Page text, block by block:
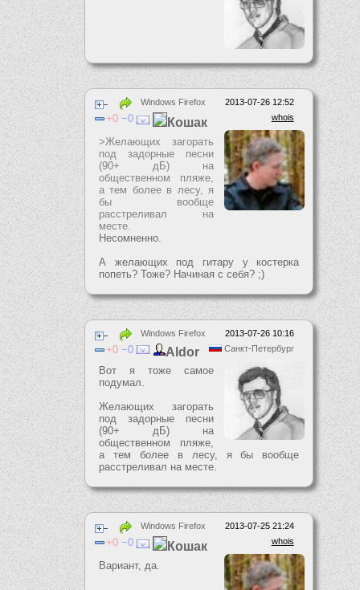
2013-07-26 12:52
Windows Firefox
whois
0 0 Кошак
>Желающих загорать
под задорные песни
(90+ дБ) на
общественном пляже,
а тем более в лесу, я
бы вообще
расстреливал на
месте.
Несомненно.
А желающих под гитару у костерка
попеть? Тоже? Начиная с себя? ;)
2013-07-26 10:16
Windows Firefox
Санкт-Петербург
0 0 Aldor
Вот я тоже самое
подумал.
Желающих загорать
под задорные песни
(90+ дБ) на
общественном пляже,
а тем более в лесу, я бы вообще
расстреливал на месте.
2013-07-25 21:24
Windows Firefox
whois
0 0 Кошак
Вариант, да.